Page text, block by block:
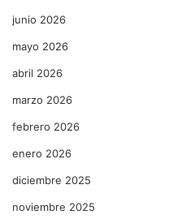
junio 2026
mayo 2026
abril 2026
marzo 2026
febrero 2026
enero 2026
diciembre 2025
noviembre 2025